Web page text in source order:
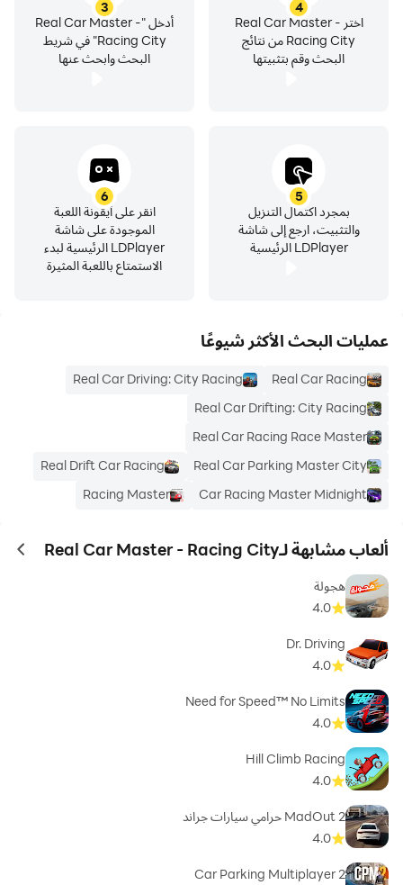
3
أدخل "Real Car Master -
Racing City" في شريط
البحث وابحث عنها
4
اختر Real Car Master -
Racing City من نتائج
البحث وقم بتثبيتها
5
بمجرد اكتمال التنزيل
والتثبيت، ارجع إلى شاشة
LDPlayer الرئيسية
6
انقر على أيقونة اللعبة
الموجودة على شاشة
LDPlayer الرئيسية لبدء
الاستمتاع باللعبة المثيرة
عمليات البحث الأكثر شيوعًا
Real Car Racing
Real Car Driving: City Racing
Real Car Drifting: City Racing
Real Car Racing Race Master
Real Car Parking Master City
Real Drift Car Racing
Car Racing Master Midnight
Racing Master
ألعاب مشابهة لـReal Car Master - Racing City
هجولة
4.0
Dr. Driving
4.0
Need for Speed™ No Limits
4.0
Hill Climb Racing
4.0
MadOut 2 حرامي سيارات جراند
4.0
Car Parking Multiplayer 2